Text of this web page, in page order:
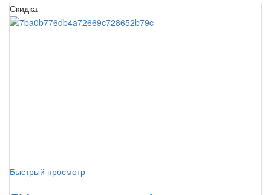
Скидка
Быстрый просмотр